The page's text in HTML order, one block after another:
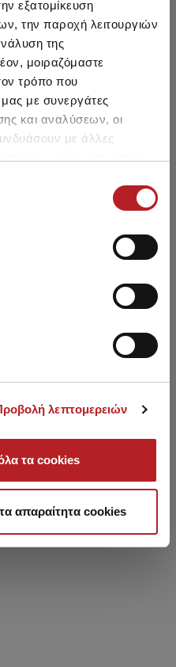
εξατομίκευση
την παροχή λειτουργιών
της
μοιραζόμαστε
τρόπο που
μας με συνεργάτες
και αναλύσεων, οι
με άλλες
λεπτομερειών
τα cookies
απαραίτητα cookies
SALE
IDER Estet 20 Den Lycra
Ελαστικό Καλσόν